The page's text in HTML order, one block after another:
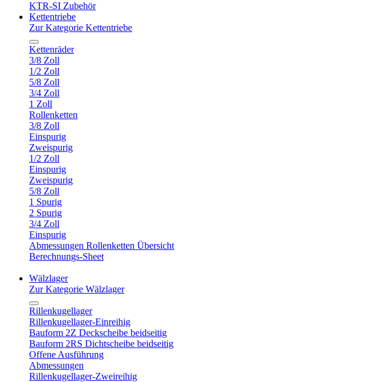
KTR-SI Zubehör
Kettentriebe
Zur Kategorie Kettentriebe
Kettenräder
3/8 Zoll
1/2 Zoll
5/8 Zoll
3/4 Zoll
1 Zoll
Rollenketten
3/8 Zoll
Einspurig
Zweispurig
1/2 Zoll
Einspurig
Zweispurig
5/8 Zoll
1 Spurig
2 Spurig
3/4 Zoll
Einspurig
Abmessungen Rollenketten Übersicht
Berechnungs-Sheet
Wälzlager
Zur Kategorie Wälzlager
Rillenkugellager
Rillenkugellager-Einreihig
Bauform 2Z Deckscheibe beidseitig
Bauform 2RS Dichtscheibe beidseitig
Offene Ausführung
Abmessungen
Rillenkugellager-Zweireihig